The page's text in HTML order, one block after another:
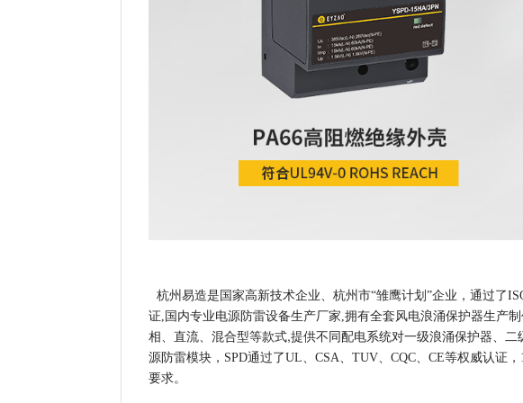
杭州易造是国家高新技术企业、杭州市“雏鹰计划”企业，通过了
证,国内专业电源防雷设备生产厂家,拥有全套风电浪涌保护器生产
相、直流、混合型等款式,提供不同配电系统对一级浪涌保护器、
源防雷模块，SPD通过了UL、CSA、TUV、CQC、CE等权威认证
要求。